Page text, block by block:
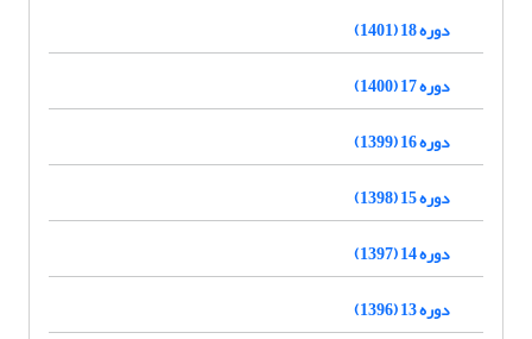
دوره 18 (1401)
دوره 17 (1400)
دوره 16 (1399)
دوره 15 (1398)
دوره 14 (1397)
دوره 13 (1396)